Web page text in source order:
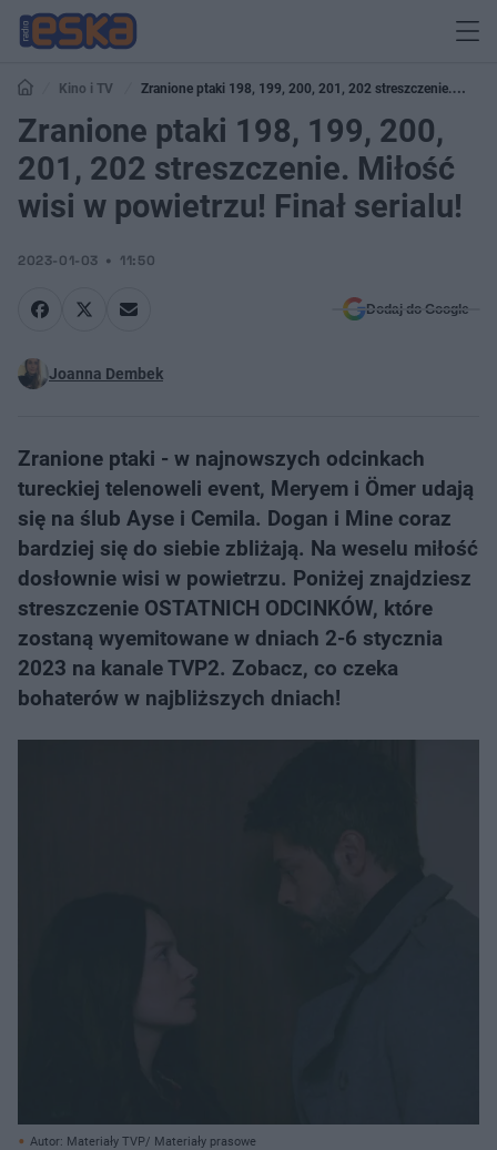
Kino i TV
Zranione ptaki 198, 199, 200, 201, 202 streszczenie.
Miłość wisi w powietrzu! Finał serialu!
Zranione ptaki 198, 199, 200,
201, 202 streszczenie. Miłość
wisi w powietrzu! Finał serialu!
2023-01-03 11:50
Dodaj do Google
Joanna Dembek
Zranione ptaki - w najnowszych odcinkach
tureckiej telenoweli event, Meryem i Ömer udają
się na ślub Ayse i Cemila. Dogan i Mine coraz
bardziej się do siebie zbliżają. Na weselu miłość
dosłownie wisi w powietrzu. Poniżej znajdziesz
streszczenie OSTATNICH ODCINKÓW, które
zostaną wyemitowane w dniach 2-6 stycznia
2023 na kanale TVP2. Zobacz, co czeka
bohaterów w najbliższych dniach!
Autor: Materiały TVP/ Materiały prasowe